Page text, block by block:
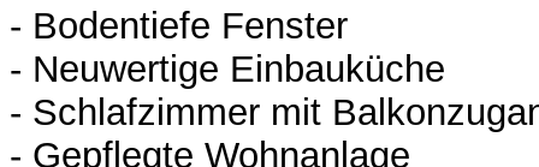
- Bodentiefe Fenster
- Neuwertige Einbauküche
- Schlafzimmer mit
- Gepflegte Wohnanlage